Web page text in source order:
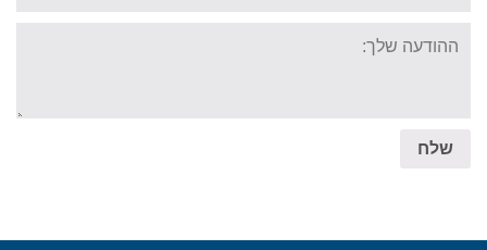
message:
שלח